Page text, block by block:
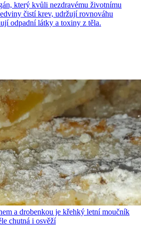
který kvůli nezdravému životnímu
čistí krev, udržují rovnováhu
odpadní látky a toxiny z těla.
a drobenkou je křehký letní moučník
chutná i osvěží